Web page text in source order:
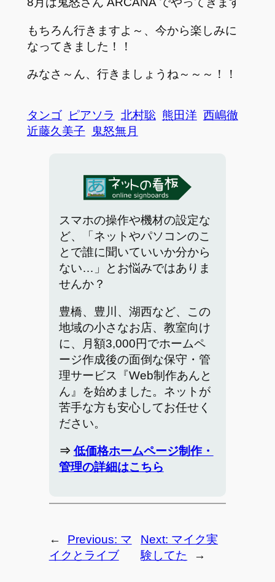
もちろん行きますよ～、今から楽しみに
なってきました！！
みなさ～ん、行きましょうね～～～！！
タンゴ ピアソラ 北村聡 熊田洋 西嶋徹
近藤久美子
鬼怒無月
スマホの操作や機材の設定な
ど、「ネットやパソコンのこ
とで誰に聞いていいか分から
ない…」とお悩みではありま
せんか？
豊橋、豊川、湖西など、この
地域の小さなお店、教室向け
に、月額3,000円でホームペ
ージ作成後の面倒な保守・管
理サービス『Web制作あんと
ん』を始めました。ネットが
苦手な方も安心してお任せく
ださい。
⇒ 低価格ホームページ制作・
管理の詳細はこちら
← Previous: マ
イクとライブ
Next: マイク実
験してた
→